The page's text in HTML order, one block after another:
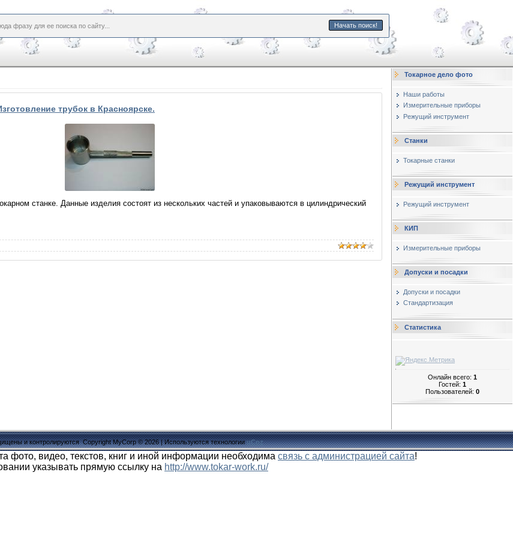
Начать поиск!
трубок в Красноярске.
станке. Данные изделия состоят из нескольких частей и упаковываются в цилиндрический
Токарное дело фото
Наши работы
Измерительные приборы
Режущий инструмент
Станки
Токарные станки
Режущий инструмент
Режущий инструмент
КИП
Измерительные приборы
Допуски и посадки
Допуски и посадки
Стандартизация
Статистика
Онлайн всего: 1
Гостей: 1
Пользователей: 0
и контролируютсяCopyright MyCorp © 2026 |Используются технологииuCoz
фото, видео, текстов, книг и иной информации необходима связь с администрацией сайта!
указывать прямую ссылку на http://www.tokar-work.ru/